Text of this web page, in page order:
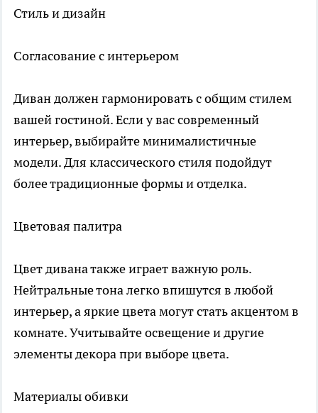
Стиль и дизайн
Согласование с интерьером
Диван должен гармонировать с общим стилем
вашей гостиной. Если у вас современный
интерьер, выбирайте минималистичные
модели. Для классического стиля подойдут
более традиционные формы и отделка.
Цветовая палитра
Цвет дивана также играет важную роль.
Нейтральные тона легко впишутся в любой
интерьер, а яркие цвета могут стать акцентом в
комнате. Учитывайте освещение и другие
элементы декора при выборе цвета.
Материалы обивки